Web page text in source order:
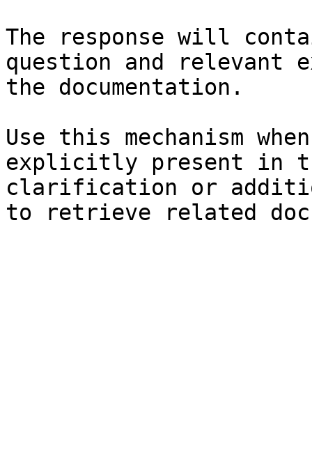
The response will
question and relevant
the documentation.
Use this mechanism
explicitly present in
clarification or